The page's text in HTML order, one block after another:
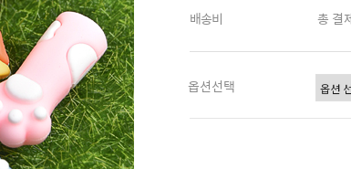
배송비
총 결
옵션선택